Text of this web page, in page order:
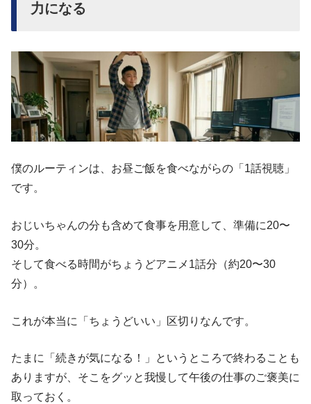
力になる
僕のルーティンは、お昼ご飯を食べながらの「1話視聴」
です。
おじいちゃんの分も含めて食事を用意して、準備に20〜
30分。
そして食べる時間がちょうどアニメ1話分（約20〜30
分）。
これが本当に「ちょうどいい」区切りなんです。
たまに「続きが気になる！」というところで終わることも
ありますが、そこをグッと我慢して午後の仕事のご褒美に
取っておく。